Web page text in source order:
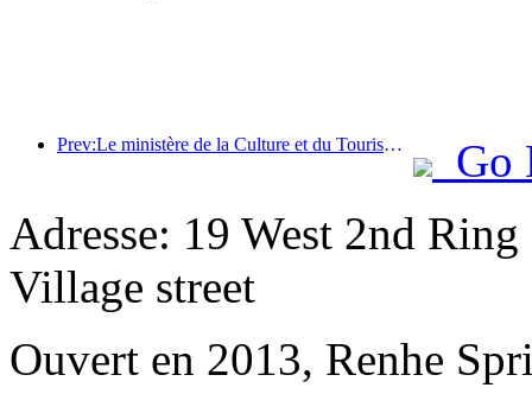
Prev:Le ministère de la Culture et du Tourisme annonce officiellement les activités liées à la « Journée du tourisme en Chine du 19 mai » et prévoit d'allouer plus d'un milliard de yuans de subventions au public.
Go
Adresse: 19 West 2nd
Village street
Ouvert en 2013, Renhe